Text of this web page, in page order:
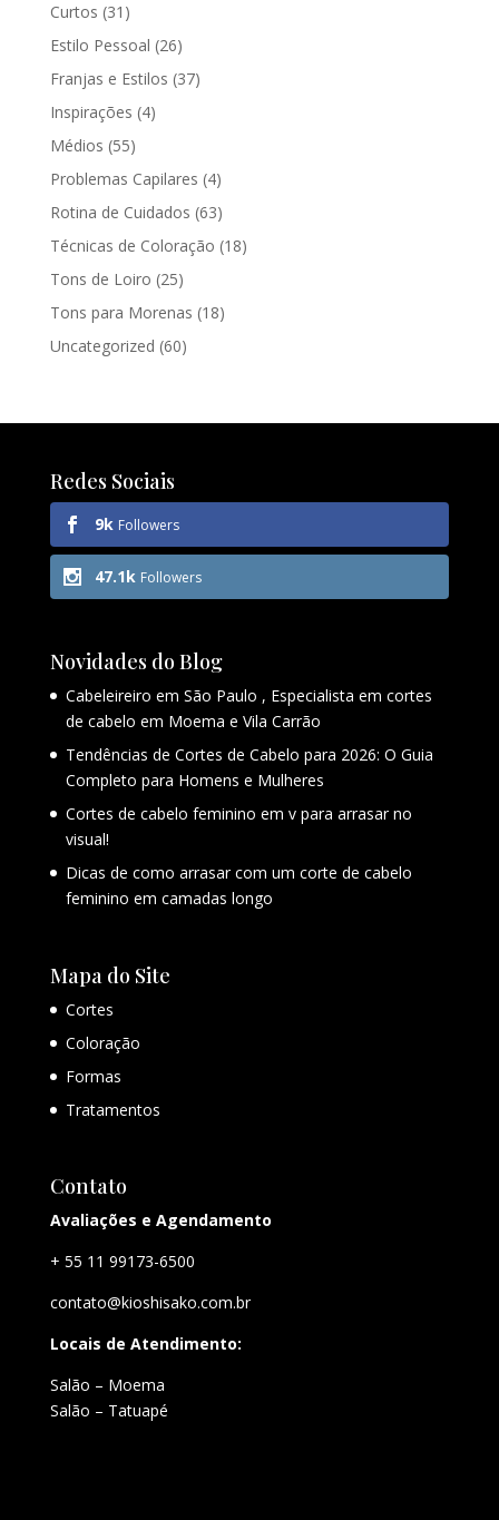
Curtos (31)
Estilo Pessoal (26)
Franjas e Estilos (37)
Inspirações (4)
Médios (55)
Problemas Capilares (4)
Rotina de Cuidados (63)
Técnicas de Coloração (18)
Tons de Loiro (25)
Tons para Morenas (18)
Uncategorized (60)
Redes Sociais
9k Followers
47.1k Followers
Novidades do Blog
Cabeleireiro em São Paulo , Especialista em cortes
de cabelo em Moema e Vila Carrão
Tendências de Cortes de Cabelo para 2026: O Guia
Completo para Homens e Mulheres
Cortes de cabelo feminino em v para arrasar no
visual!
Dicas de como arrasar com um corte de cabelo
feminino em camadas longo
Mapa do Site
Cortes
Coloração
Formas
Tratamentos
Contato
Avaliações e Agendamento
+ 55 11 99173-6500
contato@kioshisako.com.br
Locais de Atendimento:
Salão – Moema
Salão – Tatuapé